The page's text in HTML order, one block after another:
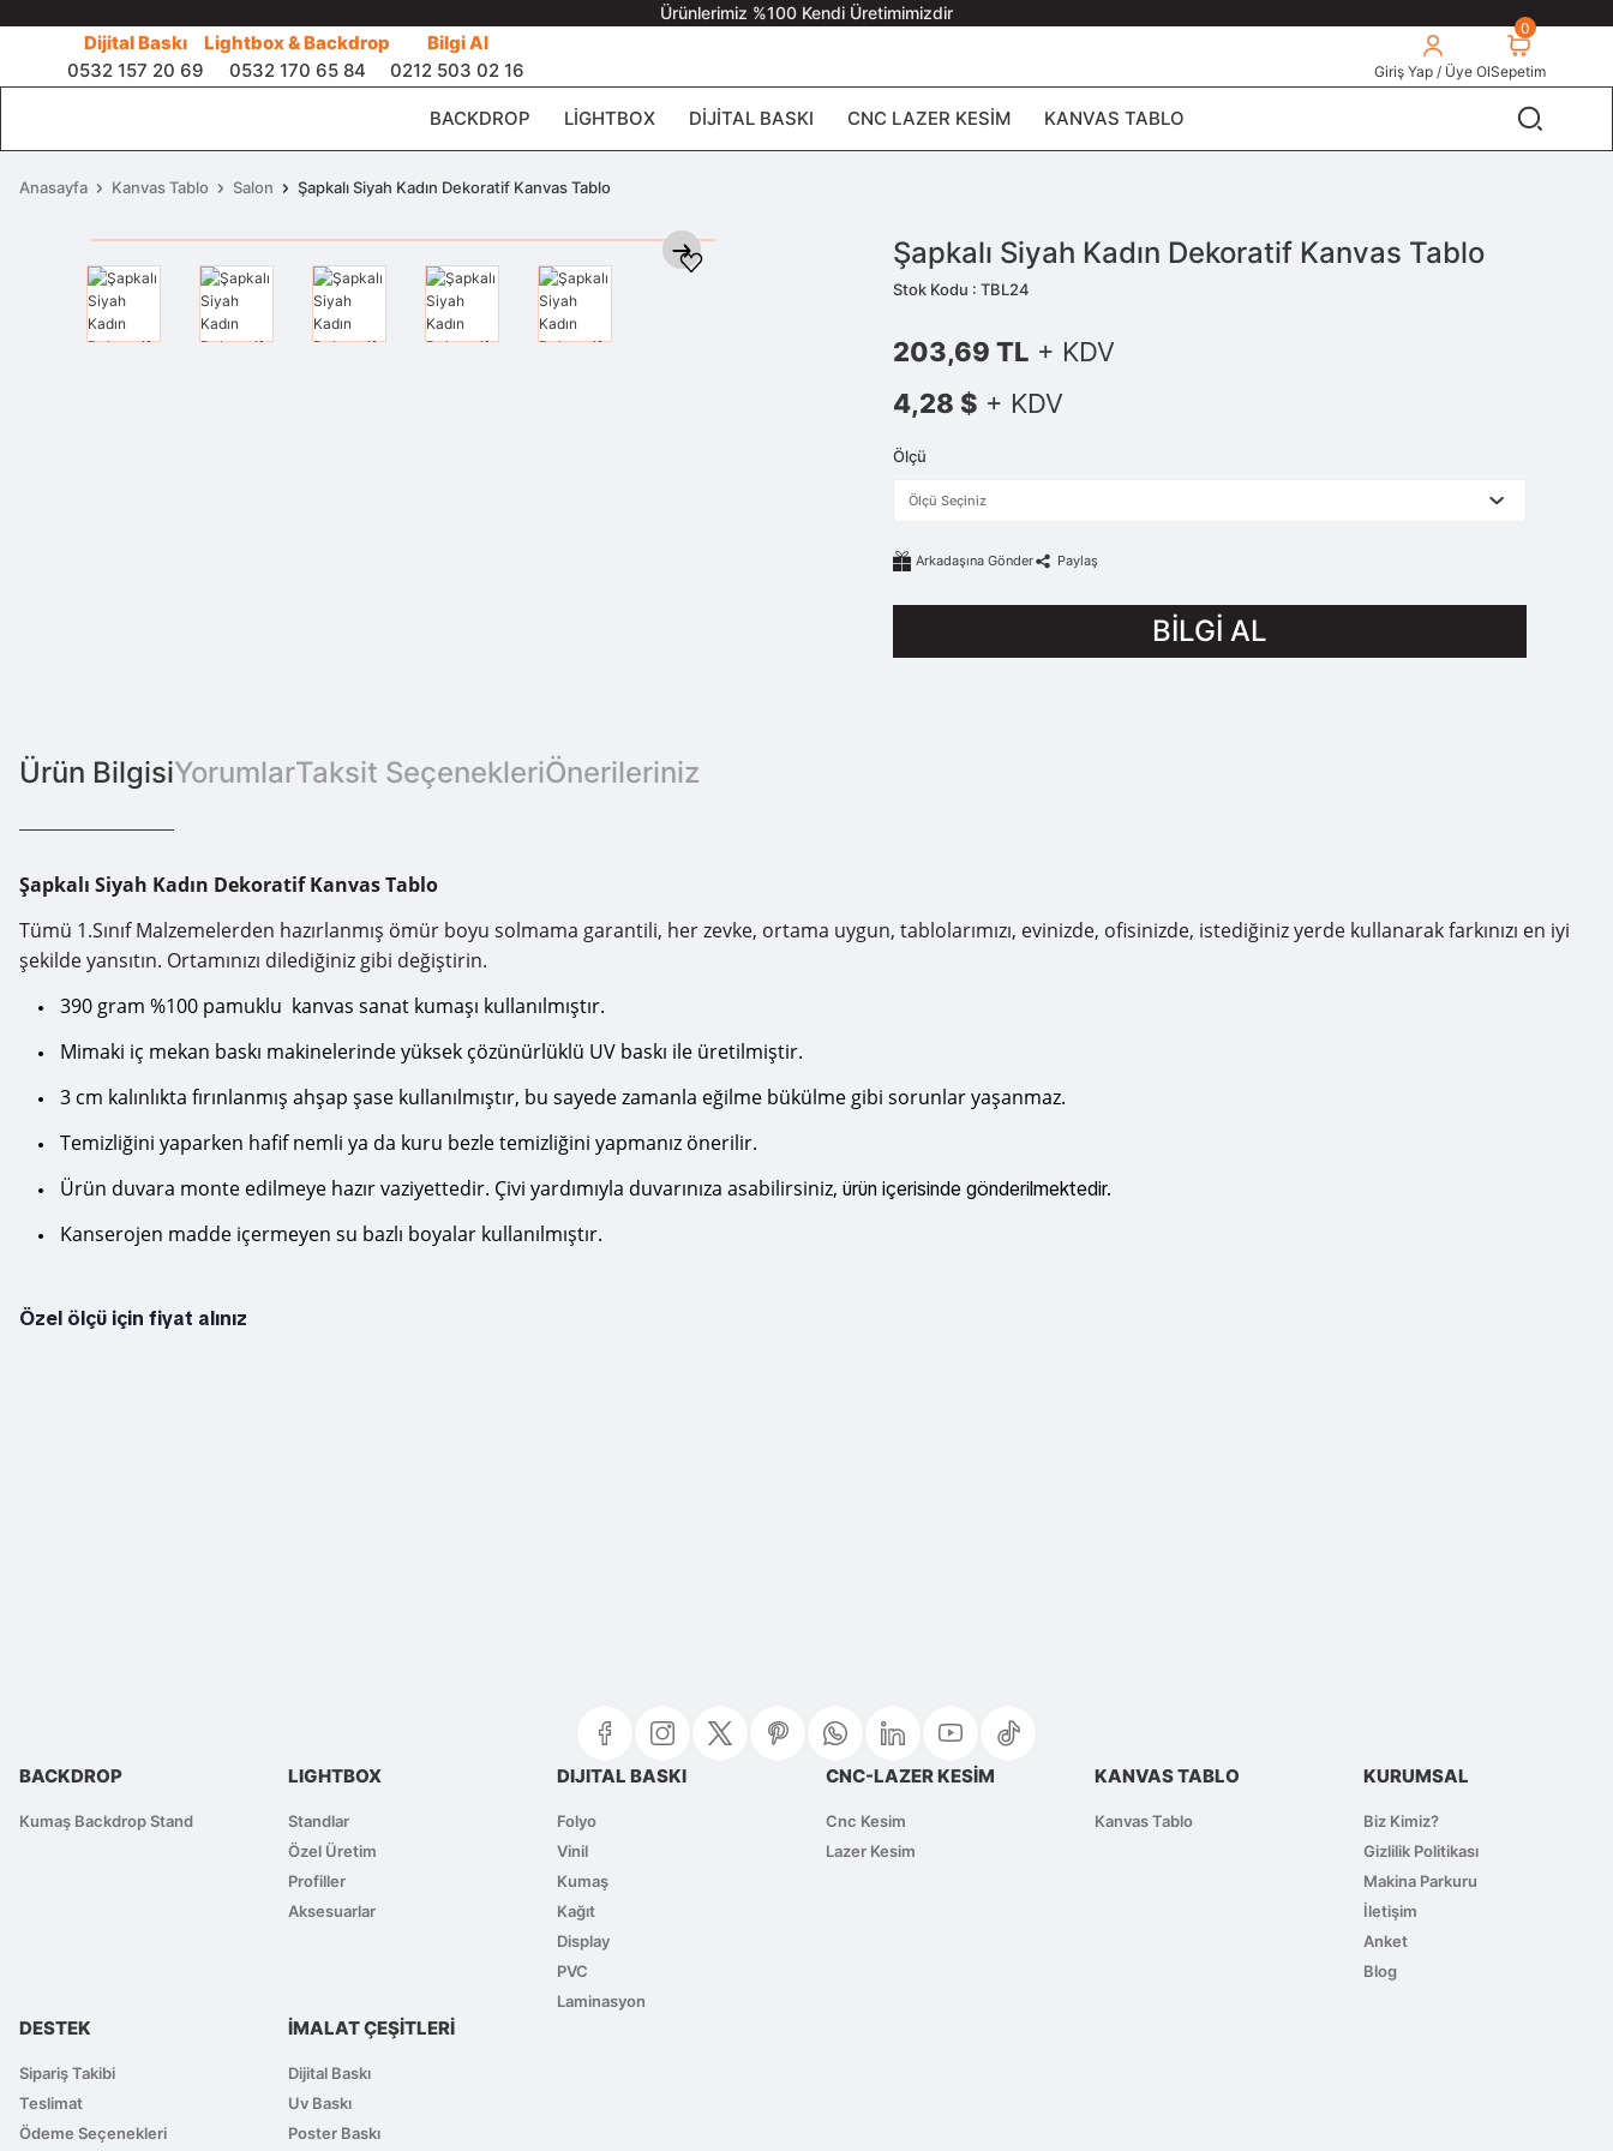
Ürünlerimiz %100 Kendi Üretimimizdir
Dijital Baskı
0532 157 20 69
Lightbox & Backdrop
0532 170 65 84
Bilgi Al
0212 503 02 16
Giriş Yap / Üye OlSepetim
0
BACKDROP LIGHTBOX DIJITAL BASKI CNC LAZER KESIM KANVAS TABLO
Anasayfa Kanvas Tablo Salon Şapkalı Siyah Kadın Dekoratif Kanvas Tablo
Şapkalı Siyah Kadın Dekoratif Kanvas Tablo
Stok Kodu : TBL24
203,69 TL + KDV
4,28 $ + KDV
Ölçü
Arkadaşına Gönder Paylaş
BİLGİ AL
Ürün BilgisiYorumlarTaksit SeçenekleriÖnerileriniz
Şapkalı Siyah Kadın Dekoratif Kanvas Tablo
Tümü 1.Sınıf Malzemelerden hazırlanmış ömür boyu solmama garantili, her zevke, ortama uygun, tablolarımızı, evinizde, ofisinizde, istediğiniz yerde kullanarak farkınızı en iyi
şekilde yansıtın. Ortamınızı dilediğiniz gibi değiştirin.
390 gram %100 pamuklu kanvas sanat kumaşı kullanılmıştır.
Mimaki iç mekan baskı makinelerinde yüksek çözünürlüklü UV baskı ile üretilmiştir.
3 cm kalınlıkta fırınlanmış ahşap şase kullanılmıştır, bu sayede zamanla eğilme bükülme gibi sorunlar yaşanmaz.
Temizliğini yaparken hafif nemli ya da kuru bezle temizliğini yapmanız önerilir.
Ürün duvara monte edilmeye hazır vaziyettedir. Çivi yardımıyla duvarınıza asabilirsiniz, ürün içerisinde gönderilmektedir.
Kanserojen madde içermeyen su bazlı boyalar kullanılmıştır.
Özel ölçü için fiyat alınız
Ürün fiyatı diğer sitelerden daha pahalı.
Bu ürüne benzer farklı alternatifler olmalı.
BACKDROP
Kumaş Backdrop Stand
LIGHTBOX
Standlar
Özel Üretim
Profiller
Aksesuarlar
DIJITAL BASKI
Folyo
Vinil
Kumaş
Kağıt
Display
PVC
Laminasyon
CNC-LAZER KESİM
Cnc Kesim
Lazer Kesim
KANVAS TABLO
Kanvas Tablo
KURUMSAL
Biz Kimiz?
Gizlilik Politikası
Makina Parkuru
İletişim
Anket
Blog
DESTEK
Sipariş Takibi
Teslimat
Ödeme Seçenekleri
İMALAT ÇEŞİTLERİ
Dijital Baskı
Uv Baskı
Poster Baskı